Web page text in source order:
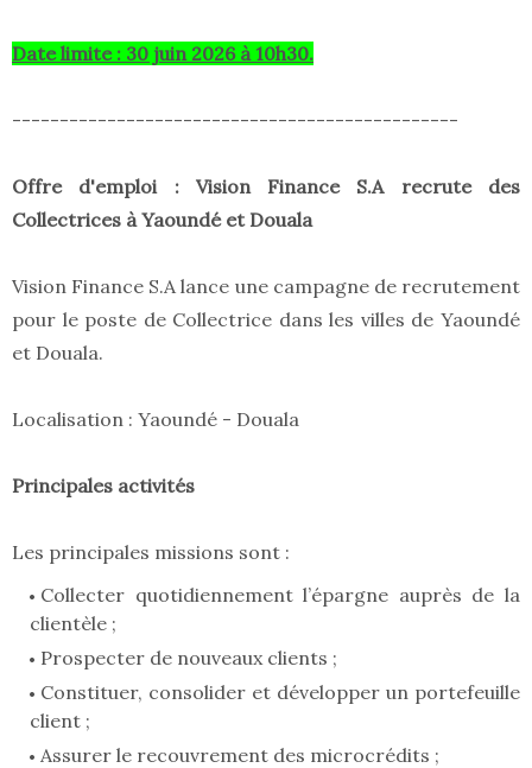
Date limite : 30 juin 2026 à 10h30.
-----------------------------------------------
Offre d'emploi : Vision Finance S.A recrute des
Collectrices à Yaoundé et Douala
Vision Finance S.A lance une campagne de recrutement
pour le poste de Collectrice dans les villes de Yaoundé
et Douala.
Localisation : Yaoundé - Douala
Principales activités
Les principales missions sont :
Collecter quotidiennement l’épargne auprès de la
clientèle ;
Prospecter de nouveaux clients ;
Constituer, consolider et développer un portefeuille
client ;
Assurer le recouvrement des microcrédits ;